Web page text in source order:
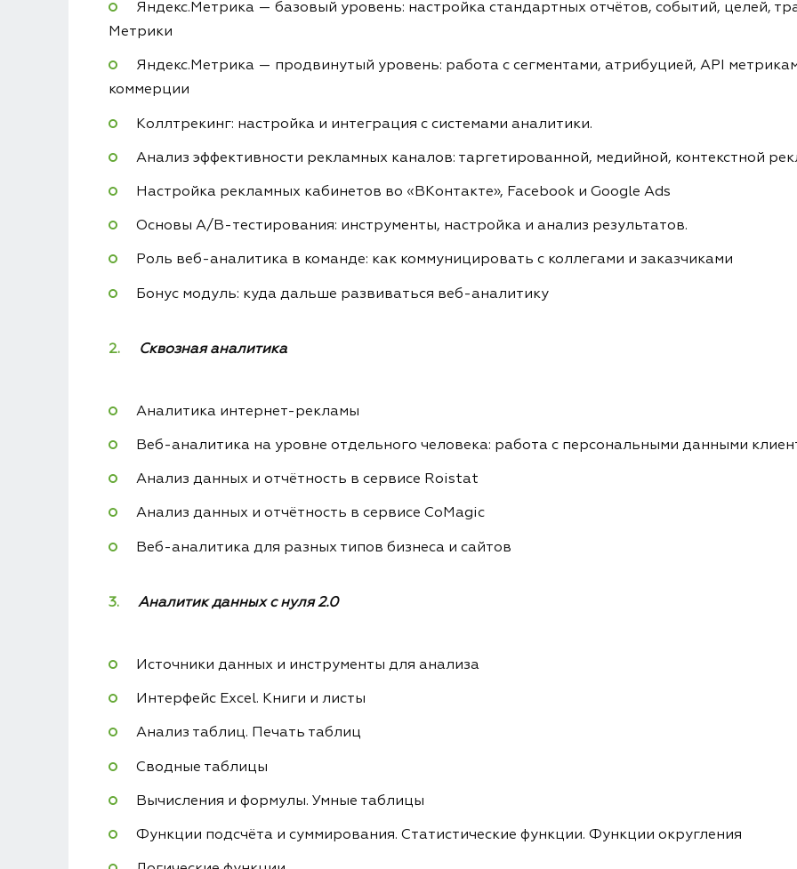
Яндекс.Метрика — базовый уровень: настройка стандартных отчётов, событий, целей,
Метрики
Яндекс.Метрика — продвинутый уровень: работа с сегментами, атрибуцией, API
коммерции
Коллтрекинг: настройка и интеграция с системами аналитики.
Анализ эффективности рекламных каналов: таргетированной, медийной, контекстной
Настройка рекламных кабинетов во «ВКонтакте», Facebook и Google Ads
Основы A/B-тестирования: инструменты, настройка и анализ результатов.
Роль веб-аналитика в команде: как коммуницировать с коллегами и заказчиками
Бонус модуль: куда дальше развиваться веб-аналитику
Сквозная аналитика
Аналитика интернет-рекламы
Веб-аналитика на уровне отдельного человека: работа с персональными данными
Анализ данных и отчётность в сервисе Roistat
Анализ данных и отчётность в сервисе CoMagic
Веб-аналитика для разных типов бизнеса и сайтов
Аналитик данных с нуля 2.0
Источники данных и инструменты для анализа
Интерфейс Excel. Книги и листы
Анализ таблиц. Печать таблиц
Сводные таблицы
Вычисления и формулы. Умные таблицы
Функции подсчёта и суммирования. Статистические функции. Функции округления